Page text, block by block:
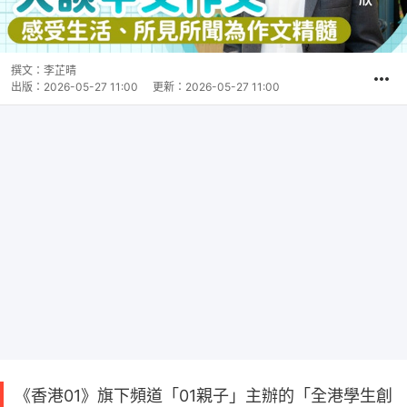
撰文： 李芷晴
出版： 2026-05-27 11:00 更新： 2026-05-27 11:00
《香港01》旗下頻道「01親子」主辦的「全港學生創